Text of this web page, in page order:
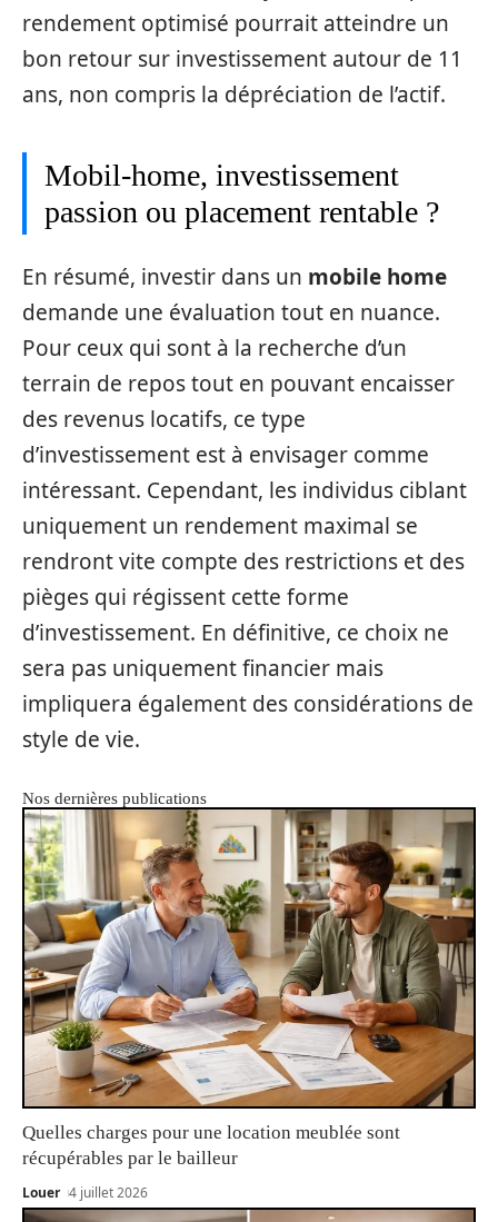
rendement optimisé pourrait atteindre un
bon retour sur investissement autour de 11
ans, non compris la dépréciation de l’actif.
Mobil-home, investissement
passion ou placement rentable ?
En résumé, investir dans un mobile home
demande une évaluation tout en nuance.
Pour ceux qui sont à la recherche d’un
terrain de repos tout en pouvant encaisser
des revenus locatifs, ce type
d’investissement est à envisager comme
intéressant. Cependant, les individus ciblant
uniquement un rendement maximal se
rendront vite compte des restrictions et des
pièges qui régissent cette forme
d’investissement. En définitive, ce choix ne
sera pas uniquement financier mais
impliquera également des considérations de
style de vie.
Nos dernières publications
Quelles charges pour une location meublée sont
récupérables par le bailleur
Louer 4 juillet 2026